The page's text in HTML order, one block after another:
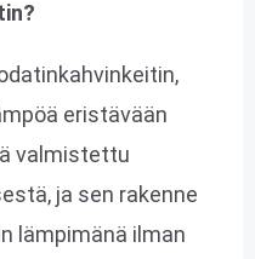
eristävään
valmistettu
ja sen rakenne
lämpimänä ilman